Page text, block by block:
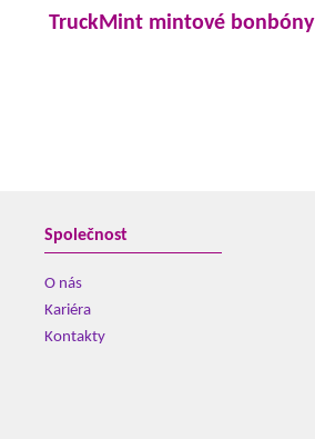
TruckMint mintové bonbóny
Společnost
O nás
Kariéra
Kontakty